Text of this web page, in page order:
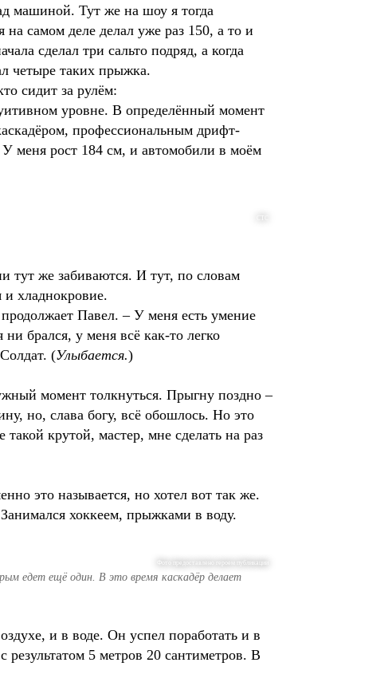
машиной. Тут же на шоу я тогда
самом деле делал уже раз 150, а то и
сделал три сальто подряд, а когда
четыре таких прыжка.
сидит за рулём:
уровне. В определённый момент
профессиональным дрифт-
меня рост 184 см, и автомобили в моём
тут же забиваются. И тут, по словам
хладнокровие.
Павел. – У меня есть умение
брался, у меня всё как-то легко
(Улыбается.)
момент толкнуться. Прыгну поздно –
но, слава богу, всё обошлось. Но это
крутой, мастер, мне сделать на раз
это называется, но хотел вот так же.
хоккеем, прыжками в воду.
Фото предоставлено героем публикации
едет ещё один. В это время каскадёр делает
и в воде. Он успел поработать и в
5 метров 20 сантиметров. В